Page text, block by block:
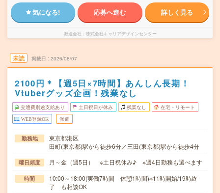
気になる! 応募へ進む 詳しく見る
派遣会社 株式会社キャリアデザインセンター
未読 掲載日 2026/08/07
2100円＊【週5日×7時間】あんしん長期！
Vtuberグッズ企画！残業なし
交通費別途支給あり 土日祝日が休み 残業なし 在宅・リモート
WEB登録OK 派遣
勤務地
東京都港区
田町(東京都)駅から徒歩6分／三田(東京都)駅から徒歩4分
曜日頻度 月～金（週5日） ※土日祝休み♪ ※週4日勤務も選べます
時間
10:00～18:00(実働7時間 休憩1時間)※11時開始/19時終
了 も相談OK